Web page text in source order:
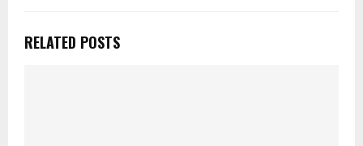
RELATED POSTS